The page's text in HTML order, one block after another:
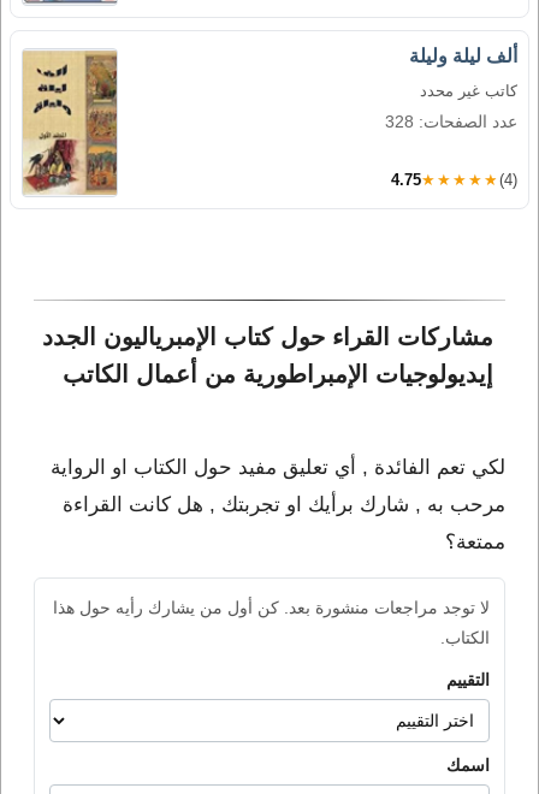
ألف ليلة وليلة
كاتب غير محدد
عدد الصفحات: 328
4.75★★★★★ (4)
مشاركات القراء حول كتاب الإمبرياليون الجدد
إيديولوجيات الإمبراطورية من أعمال الكاتب
لكي تعم الفائدة , أي تعليق مفيد حول الكتاب او الرواية
مرحب به , شارك برأيك او تجربتك , هل كانت القراءة
ممتعة؟
لا توجد مراجعات منشورة بعد. كن أول من يشارك رأيه حول هذا
الكتاب.
التقييم
اسمك